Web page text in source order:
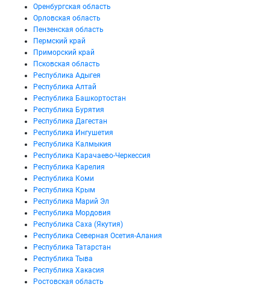
Оренбургская область
Орловская область
Пензенская область
Пермский край
Приморский край
Псковская область
Республика Адыгея
Республика Алтай
Республика Башкортостан
Республика Бурятия
Республика Дагестан
Республика Ингушетия
Республика Калмыкия
Республика Карачаево-Черкессия
Республика Карелия
Республика Коми
Республика Крым
Республика Марий Эл
Республика Мордовия
Республика Саха (Якутия)
Республика Северная Осетия-Алания
Республика Татарстан
Республика Тыва
Республика Хакасия
Ростовская область